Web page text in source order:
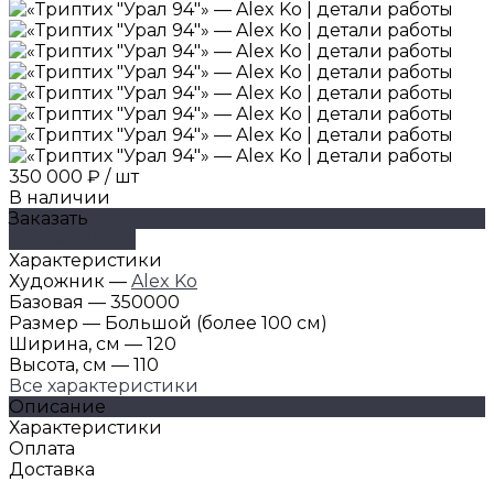
350 000 ₽ / шт
В наличии
Заказать
Характеристики
Художник — Alex Ko
Базовая — 350000
Размер — Большой (более 100 см)
Ширина, см — 120
Высота, см — 110
Все характеристики
Описание
Характеристики
Оплата
Доставка